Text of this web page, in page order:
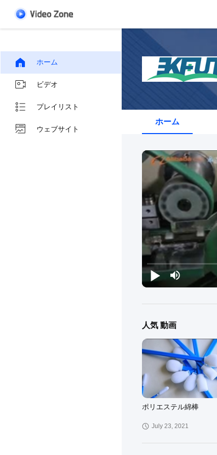
ホーム
ビデオ
プレイリスト
ウェブサイト
ホーム
人気 動画
ポリエステル綿棒
July 23, 2021